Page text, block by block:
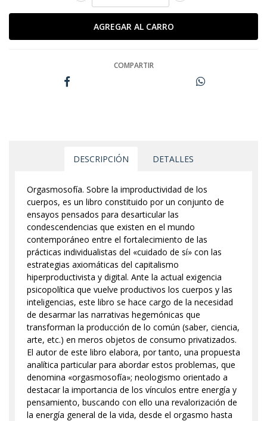
COMPARTIR
DESCRIPCIÓN DETALLES
Orgasmosofía. Sobre la improductividad de los
cuerpos, es un libro constituido por un conjunto de
ensayos pensados para desarticular las
condescendencias que existen en el mundo
contemporáneo entre el fortalecimiento de las
prácticas individualistas del «cuidado de sí» con las
estrategias axiomáticas del capitalismo
hiperproductivista y digital. Ante la actual exigencia
psicopolítica que vuelve productivos los cuerpos y las
inteligencias, este libro se hace cargo de la necesidad
de desarmar las narrativas hegemónicas que
transforman la producción de lo común (saber, ciencia,
arte, etc.) en meros objetos de consumo privatizados.
El autor de este libro elabora, por tanto, una propuesta
analítica particular para abordar estos problemas, que
denomina «orgasmosofía»; neologismo orientado a
destacar la importancia de los vínculos entre energía y
pensamiento, buscando con ello una revalorización de
la energía general de la vida, desde el orgasmo hasta